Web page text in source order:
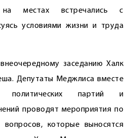
на местах встречались с
условиями жизни и труда
заседанию Халк
Депутаты Меджлиса вместе
политических партий и
проводят мероприятия по
вопросов, которые выносятся